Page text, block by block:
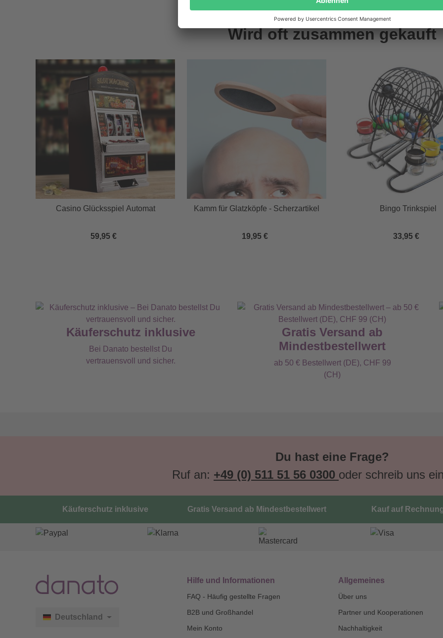
Wird oft zusammen gekauft
Casino Glücksspiel Automat
59,95 €
Kamm für Glatzköpfe - Scherzartikel
19,95 €
Bingo Trinkspiel
33,95 €
Käuferschutz inklusive
Bei Danato bestellst Du
vertrauensvoll und sicher.
Gratis Versand ab
Mindestbestellwert
ab 50 € Bestellwert (DE), CHF 99
(CH)
Du hast eine Frage?
Ruf an: +49 (0) 511 51 56 0300 oder schreib uns
Käuferschutz inklusive Gratis Versand ab Mindestbestellwert Kauf auf
Deutschland
Hilfe und Informationen
FAQ - Häufig gestellte Fragen
B2B und Großhandel
Mein Konto
Allgemeines
Über uns
Partner und Kooperationen
Nachhaltigkeit